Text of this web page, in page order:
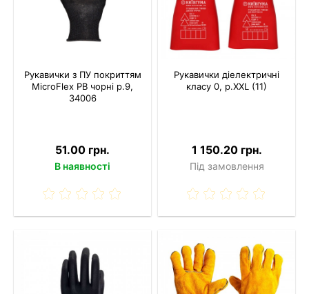
Рукавички з ПУ покриттям
MicroFlex PB чорні р.9,
34006
51.00 грн.
В наявності
Рукавички діелектричні
класу 0, р.XXL (11)
1 150.20 грн.
Під замовлення